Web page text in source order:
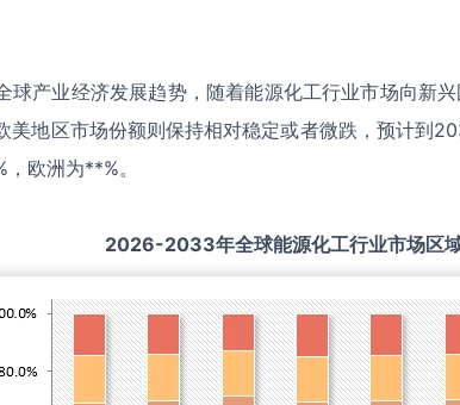
球产业经济发展趋势，随着能源化工行业市场向新
美地区市场份额则保持相对稳定或者微跌，预计到
欧洲为**%。
2026-2033年全球能源化工行业市场区